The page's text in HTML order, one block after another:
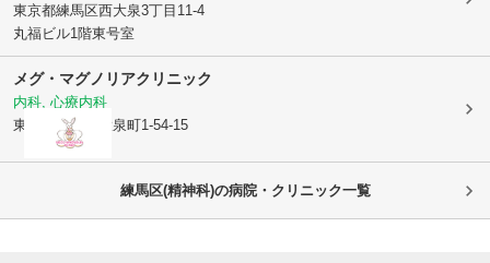
東京都練馬区西大泉3丁目11-4
丸福ビル1階東号室
メグ・マグノリアクリニック
内科, 心療内科
東京都練馬区
大泉町1-54-15
練馬区(精神科)の病院・クリニック一覧